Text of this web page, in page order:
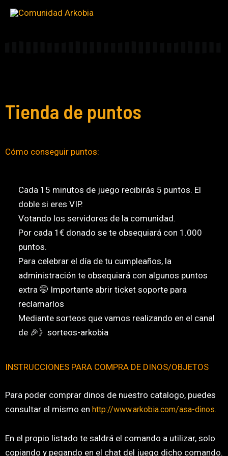
Tienda de puntos
Cómo conseguir puntos:
Cada 15 minutos de juego recibirás 5 puntos. El
doble si eres VIP.
Votando los servidores de la comunidad.
Por cada 1€ donado se te obsequiará con 1.000
puntos.
Para celebrar el día de tu cumpleaños, la
administración te obsequiará con algunos puntos
extra 🤭 Importante abrir ticket soporte para
reclamarlos
Mediante sorteos que vamos realizando en el canal
de 🎉》sorteos-arkobia
INSTRUCCIONES PARA COMPRA DE DINOS/OBJETOS
Para poder comprar dinos de nuestro catalogo, puedes
consultar el mismo en http://www.arkobia.com/asa-dinos.
En el propio listado te saldrá el comando a utilizar, solo
copiando y pegando en el chat del juego dicho comando.